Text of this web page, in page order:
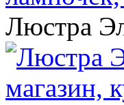
Люстра